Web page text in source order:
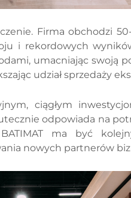
Firma obchodzi
i rekordowych
umacniając swoją
udział sprzedaży
ciągłym
odpowiada na
ma być
nowych partnerów